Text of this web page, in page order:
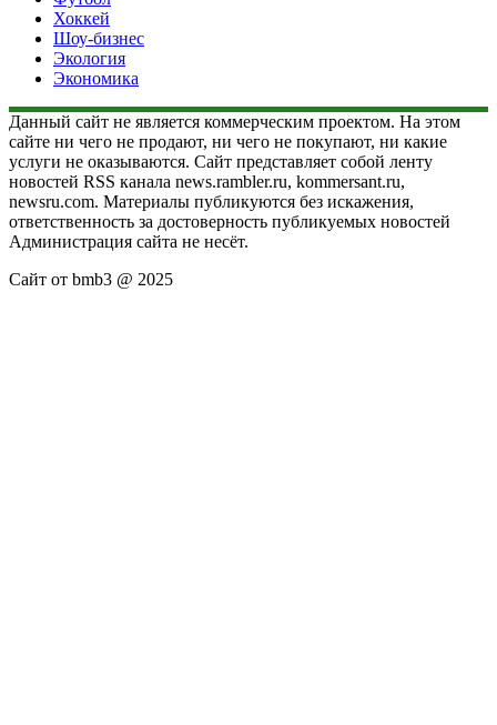
Хоккей
Шоу-бизнес
Экология
Экономика
Данный сайт не является коммерческим проектом. На этом
сайте ни чего не продают, ни чего не покупают, ни какие
услуги не оказываются. Сайт представляет собой ленту
новостей RSS канала news.rambler.ru, kommersant.ru,
newsru.com. Материалы публикуются без искажения,
ответственность за достоверность публикуемых новостей
Администрация сайта не несёт.
Сайт от bmb3 @ 2025